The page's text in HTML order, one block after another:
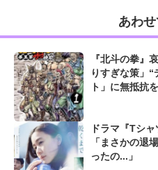
あわ
『北斗の拳』
りすぎな策」
ト」に無抵抗
ドラマ『Tシ
「まさかの退
ったの...」